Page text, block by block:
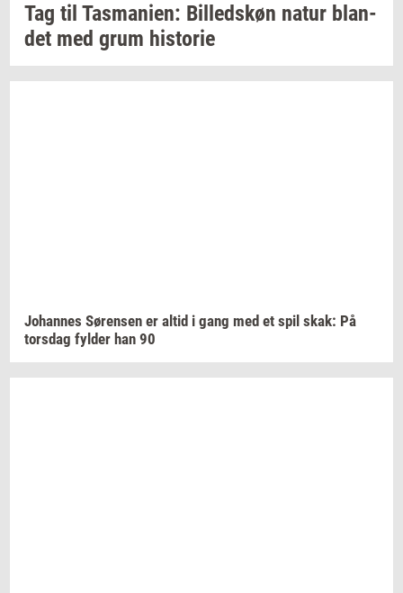
Tag til Tas­ma­ni­en: Bil­leds­køn natur blan­
det med grum hi­sto­rie
Jo­han­nes Sø­ren­sen er altid i gang med et spil skak: På
tors­dag fyl­der han 90